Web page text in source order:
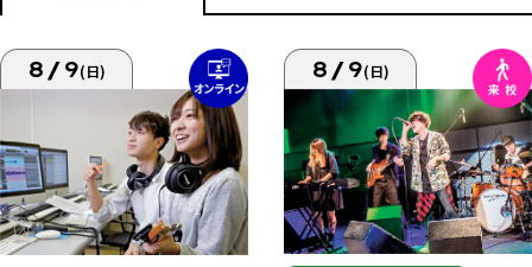
8/9(日) 8/9(日)